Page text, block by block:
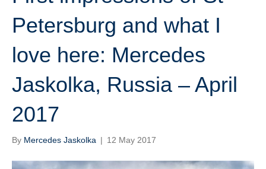
Petersburg and what I
love here: Mercedes
Jaskolka, Russia – April
2017
By Mercedes Jaskolka | 12 May 2017